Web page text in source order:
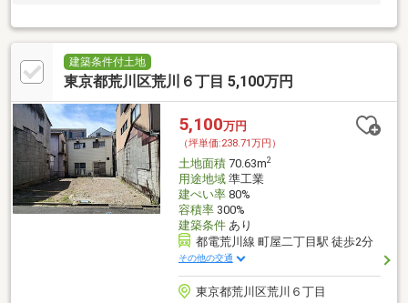
建築条件付土地
東京都荒川区荒川６丁目 5,100万円
5,100万円
（坪単価:238.71万円）
土地面積70.63m2
用途地域準工業
建ぺい率80%
容積率300%
建築条件あり
都電荒川線 町屋二丁目駅 徒歩2分
その他の交通
東京都荒川区荒川６丁目